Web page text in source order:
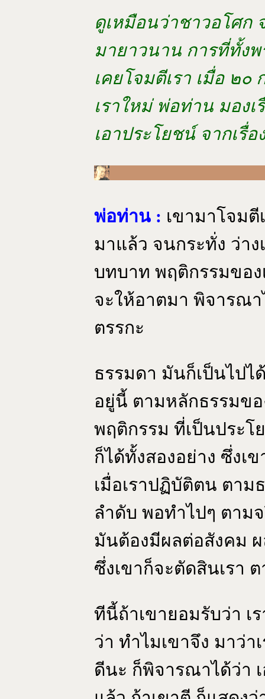
ดูเหมือนว่าชาวอโศก
มายาวนาน การที่ทั้งพ
เคยโจมตีเรา เมื่อ ๒
เราใหม่ พ่อท่าน มองเ
เอาประโยชน์ จากเรื่
พ่อท่าน : เขามาโจมตี
มาแล้ว จนกระทั่ง ว่าง
บทบาท พฤติกรรมของ
จะให้อาตมา พิจารณ
ตรรกะ
ธรรมดา มันก็เป็นไปไ
อยู่นี้ ตามหลักธรรมข
พฤติกรรม ที่เป็นประ
ก็ได้ทั้งสองอย่าง ซึ่งเ
เมื่อเราปฏิบัติตน ตาม
ลำดับ พอทำไปๆ ตาม
มันต้องมีผลต่อสังคม ผ
ซึ่งเขาก็จะตัดสินเรา
ทีนี้ถ้าเขายอมรับว่า
ว่า ทำไมเขาจึง มาว่า
ดีนะ ก็พิจารณาได้ว่า